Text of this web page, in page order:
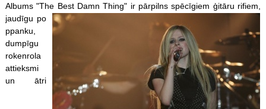
Albums "The Best Damn Thing" ir pārpilns spēcīgiem ģitāru rifiem,
jaudīgu po
ppanku,
dumpīgu
rokenrola
attieksmi
un ātri